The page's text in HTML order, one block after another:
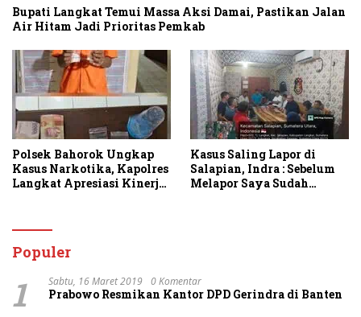
Bupati Langkat Temui Massa Aksi Damai, Pastikan Jalan
Air Hitam Jadi Prioritas Pemkab
Polsek Bahorok Ungkap
Kasus Narkotika, Kapolres
Langkat Apresiasi Kinerja
Layanan 110
Kasus Saling Lapor di
Salapian, Indra : Sebelum
Melapor Saya Sudah
Populer
1 Sabtu, 16 Maret 2019 0 Komentar
Prabowo Resmikan Kantor DPD Gerindra di Banten